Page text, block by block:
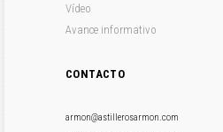
Vídeo
Avance informativo
CONTACTO
armon@astillerosarmon.com